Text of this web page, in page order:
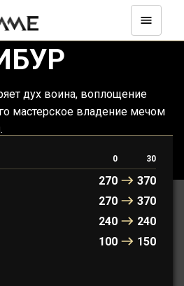
дух воина, воплощение
мастерское владение мечом
НАЙТИНГЕЙЛ 0 30
270
370
270
370
240
240
100 150